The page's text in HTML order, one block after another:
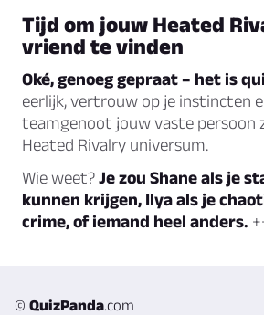
Tijd om jouw Heated
vriend te vinden
Oké, genoeg gepraat – het is
eerlijk, vertrouw op je instincten
teamgenoot jouw vaste persoon
Heated Rivalry universum.
Wie weet?Je zou Shane als je
kunnen krijgen, Ilya als je
crime, of iemand heel anders.
© QuizPanda.com